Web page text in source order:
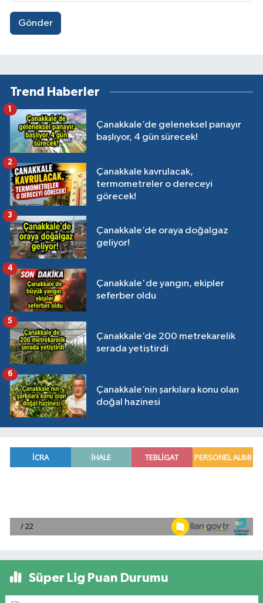
Gönder
Trend Haberler
Çanakkale’de geleneksel panayır
başlıyor, 4 gün sürecek!
1
Çanakkale kavrulacak,
termometreler o dereceyi
görecek!
2
Çanakkale’de oraya doğalgaz
geliyor!
3
Çanakkale'de yangın, ekipler
seferber oldu
4
Çanakkale’de 200 metrekarelik
serada yetiştirdi
5
Çanakkale’nin şarkılara konu olan
doğal hazinesi
6
Süper Lig Puan Durumu